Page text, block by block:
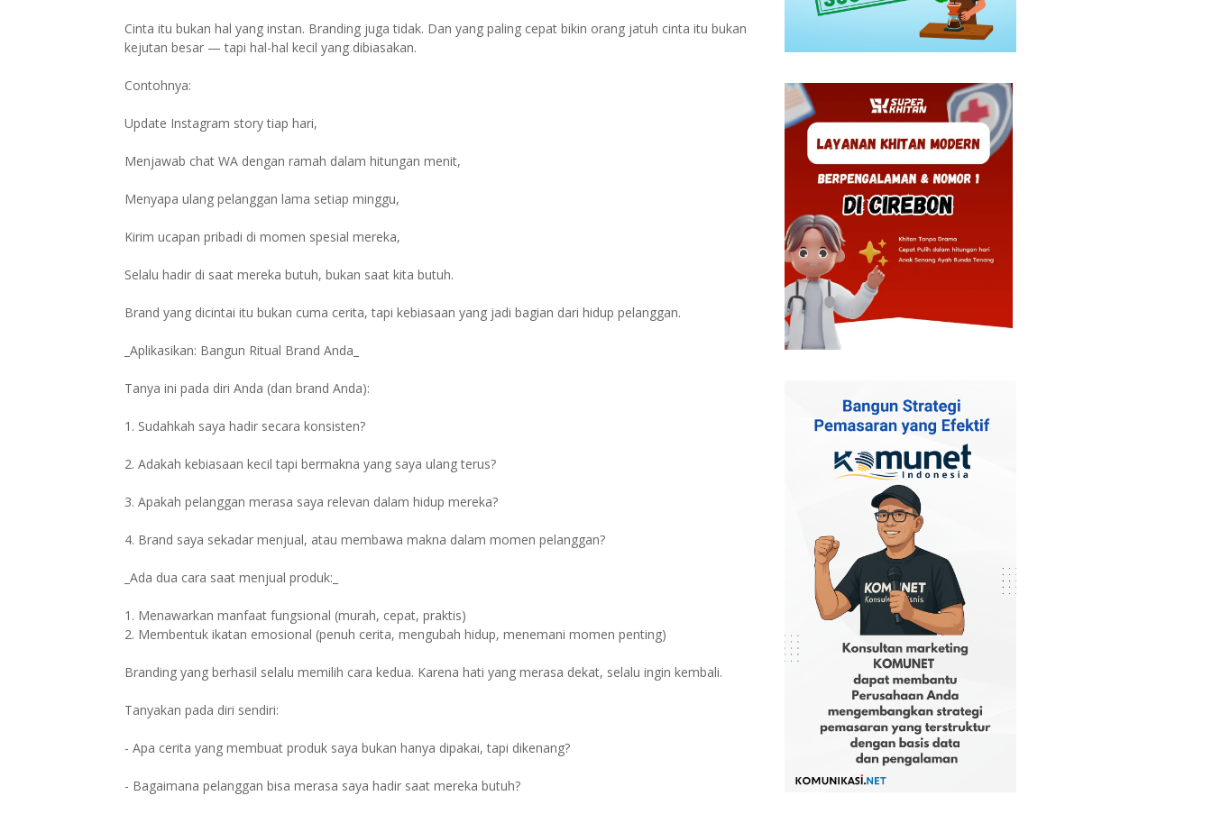
Cinta itu bukan hal yang instan. Branding juga tidak. Dan yang paling cepat bikin orang jatuh cinta itu bukan
kejutan besar — tapi hal-hal kecil yang dibiasakan.
Contohnya:
Update Instagram story tiap hari,
Menjawab chat WA dengan ramah dalam hitungan menit,
Menyapa ulang pelanggan lama setiap minggu,
Kirim ucapan pribadi di momen spesial mereka,
Selalu hadir di saat mereka butuh, bukan saat kita butuh.
Brand yang dicintai itu bukan cuma cerita, tapi kebiasaan yang jadi bagian dari hidup pelanggan.
_Aplikasikan: Bangun Ritual Brand Anda_
Tanya ini pada diri Anda (dan brand Anda):
1. Sudahkah saya hadir secara konsisten?
2. Adakah kebiasaan kecil tapi bermakna yang saya ulang terus?
3. Apakah pelanggan merasa saya relevan dalam hidup mereka?
4. Brand saya sekadar menjual, atau membawa makna dalam momen pelanggan?
_Ada dua cara saat menjual produk:_
1. Menawarkan manfaat fungsional (murah, cepat, praktis)
2. Membentuk ikatan emosional (penuh cerita, mengubah hidup, menemani momen penting)
Branding yang berhasil selalu memilih cara kedua. Karena hati yang merasa dekat, selalu ingin kembali.
Tanyakan pada diri sendiri:
- Apa cerita yang membuat produk saya bukan hanya dipakai, tapi dikenang?
- Bagaimana pelanggan bisa merasa saya hadir saat mereka butuh?